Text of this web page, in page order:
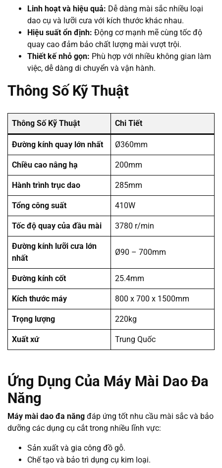
Linh hoạt và hiệu quả: Dễ dàng mài sắc nhiều loại
dao cụ và lưỡi cưa với kích thước khác nhau.
Hiệu suất ổn định: Động cơ mạnh mẽ cùng tốc độ
quay cao đảm bảo chất lượng mài vượt trội.
Thiết kế nhỏ gọn: Phù hợp với nhiều không gian làm
việc, dễ dàng di chuyển và vận hành.
Thông Số Kỹ Thuật
Thông Số Kỹ Thuật Chi Tiết
Đường kính quay lớn nhất Ø360mm
Chiều cao nâng hạ 200mm
Hành trình trục dao 285mm
Tổng công suất 410W
Tốc độ quay của đầu mài 3780 r/min
Đường kính lưỡi cưa lớn
nhất
Ø90 – 700mm
Đường kính cốt 25.4mm
Kích thước máy 800 x 700 x 1500mm
Trọng lượng 220kg
Xuất xứ Trung Quốc
Ứng Dụng Của Máy Mài Dao Đa
Năng
Máy mài dao đa năng đáp ứng tốt nhu cầu mài sắc và bảo
dưỡng các dụng cụ cắt trong nhiều lĩnh vực:
Sản xuất và gia công đồ gỗ.
Chế tạo và bảo trì dụng cụ kim loại.